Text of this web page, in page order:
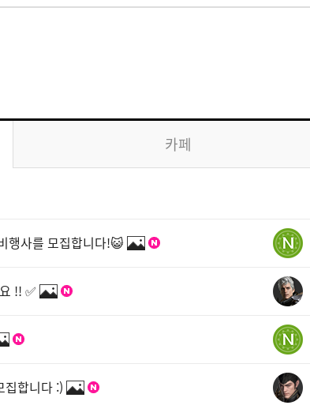
카페
행사를 모집합니다!😺
!! ✅
집합니다 :)